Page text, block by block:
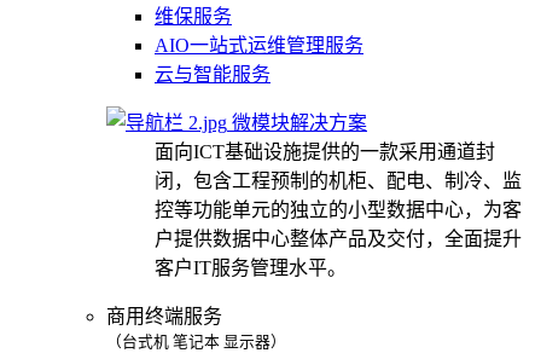
维保服务
AIO一站式运维管理服务
云与智能服务
微模块解决方案
面向ICT基础设施提供的一款采用通道封
闭，包含工程预制的机柜、配电、制冷、监
控等功能单元的独立的小型数据中心，为客
户提供数据中心整体产品及交付，全面提升
客户IT服务管理水平。
商用终端服务
（台式机 笔记本 显示器）